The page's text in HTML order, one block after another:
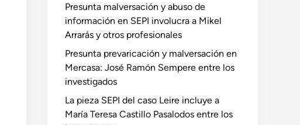
Presunta malversación y abuso de
información en SEPI involucra a Mikel
Arrarás y otros profesionales
Presunta prevaricación y malversación en
Mercasa: José Ramón Sempere entre los
investigados
La pieza SEPI del caso Leire incluye a
María Teresa Castillo Pasalodos entre los